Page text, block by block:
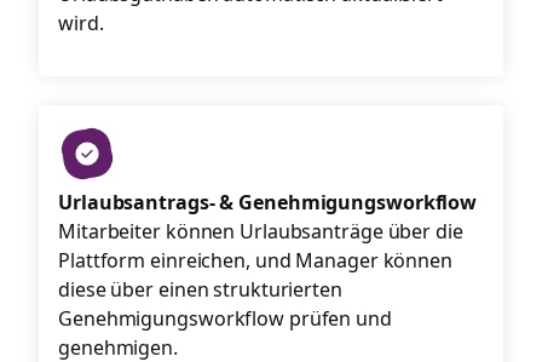
wird.
Urlaubsantrags- & Genehmigungsworkflow
Mitarbeiter können Urlaubsanträge über die
Plattform einreichen, und Manager können
diese über einen strukturierten
Genehmigungsworkflow prüfen und
genehmigen.